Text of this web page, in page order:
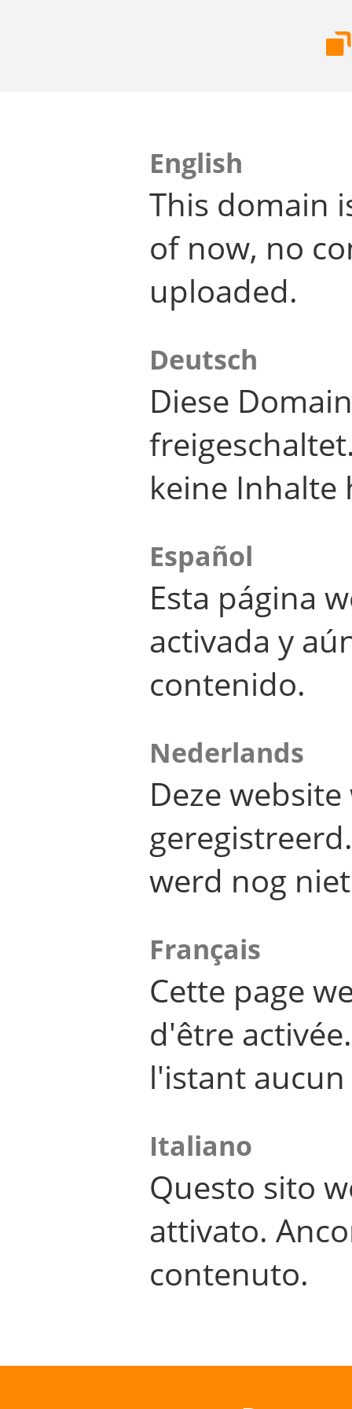
English
This domain
of now, no
uploaded.
Deutsch
Diese
keine Inhalte
Español
Esta página
activada y
contenido.
Nederlands
Deze
werd nog
Français
Cette page
d'être
l'istant
Italiano
Questo sito
attivato.
contenuto.